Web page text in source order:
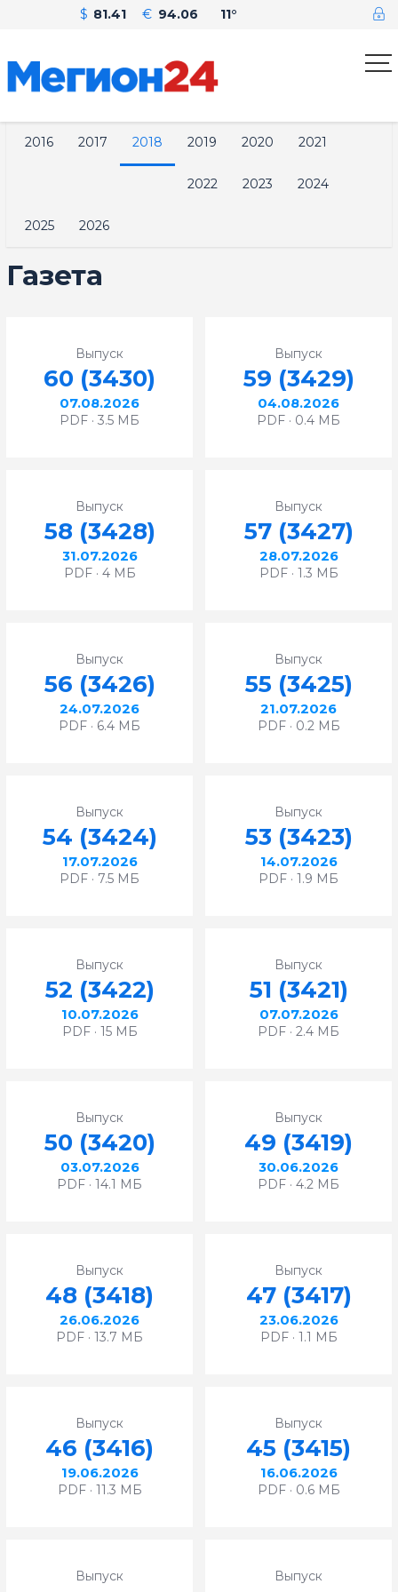
$ 81.41 € 94.06 11°
2016 2017 2018 2019 2020 2021
2022 2023 2024
2025 2026
Газета
Выпуск
60 (3430)
07.08.2026
PDF · 3.5 МБ
Выпуск
59 (3429)
04.08.2026
PDF · 0.4 МБ
Выпуск
58 (3428)
31.07.2026
PDF · 4 МБ
Выпуск
57 (3427)
28.07.2026
PDF · 1.3 МБ
Выпуск
56 (3426)
24.07.2026
PDF · 6.4 МБ
Выпуск
55 (3425)
21.07.2026
PDF · 0.2 МБ
Выпуск
54 (3424)
17.07.2026
PDF · 7.5 МБ
Выпуск
53 (3423)
14.07.2026
PDF · 1.9 МБ
Выпуск
52 (3422)
10.07.2026
PDF · 15 МБ
Выпуск
51 (3421)
07.07.2026
PDF · 2.4 МБ
Выпуск
50 (3420)
03.07.2026
PDF · 14.1 МБ
Выпуск
49 (3419)
30.06.2026
PDF · 4.2 МБ
Выпуск
48 (3418)
26.06.2026
PDF · 13.7 МБ
Выпуск
47 (3417)
23.06.2026
PDF · 1.1 МБ
Выпуск
46 (3416)
19.06.2026
PDF · 11.3 МБ
Выпуск
45 (3415)
16.06.2026
PDF · 0.6 МБ
Выпуск Выпуск